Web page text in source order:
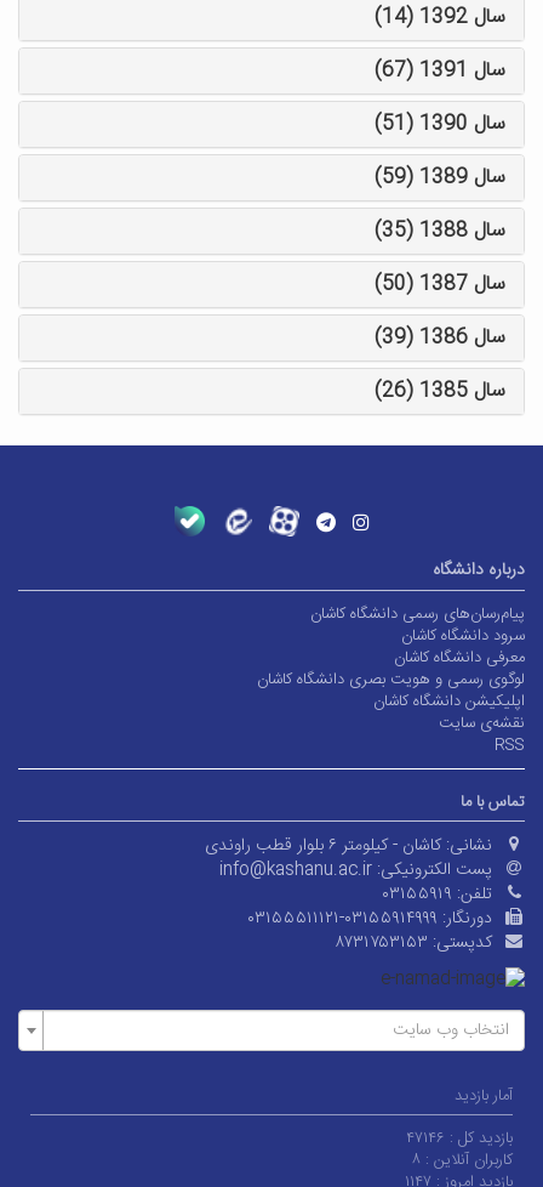
سال 1392 (14)
سال 1391 (67)
سال 1390 (51)
سال 1389 (59)
سال 1388 (35)
سال 1387 (50)
سال 1386 (39)
سال 1385 (26)
درباره دانشگاه
پیام‌رسان‌های رسمی دانشگاه کاشان
سرود دانشگاه کاشان
معرفی دانشگاه کاشان
لوگوی رسمی و هویت بصری دانشگاه کاشان
اپلیکیشن دانشگاه کاشان
نقشه‌ی سایت
RSS
تماس با ما
نشانی: کاشان - کیلومتر ۶ بلوار قطب راوندی
پست الکترونیکی: info@kashanu.ac.ir
تلفن: ۰۳۱۵۵۹۱۹
دورنگار: ۰۳۱۵۵۵۱۱۱۲۱-۰۳۱۵۵۹۱۴۹۹۹
کدپستی: ۸۷۳۱۷۵۳۱۵۳
انتخاب وب سایت
آمار بازدید
بازدید کل : ۴۷۱۴۶
کاربران آنلاین : ۸